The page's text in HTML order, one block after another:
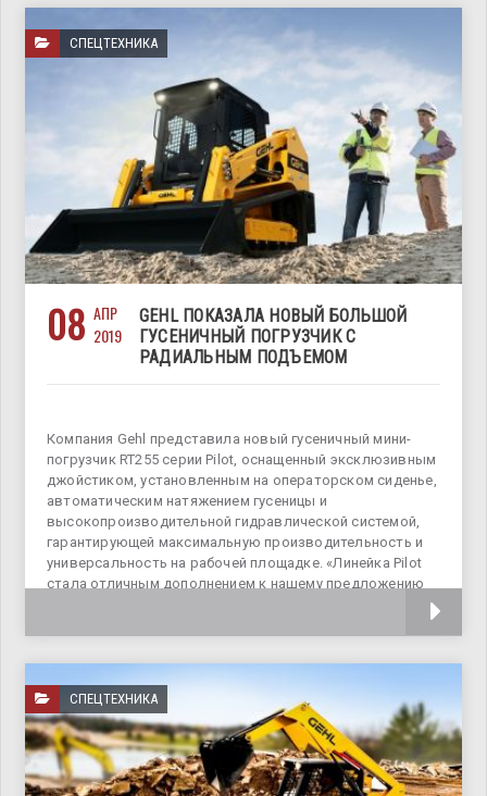
СПЕЦТЕХНИКА
08 АПР
2019
GEHL ПОКАЗАЛА НОВЫЙ БОЛЬШОЙ
ГУСЕНИЧНЫЙ ПОГРУЗЧИК С
РАДИАЛЬНЫМ ПОДЪЕМОМ
Компания Gehl представила новый гусеничный мини-
погрузчик RT255 серии Pilot, оснащенный эксклюзивным
джойстиком, установленным на операторском сиденье,
автоматическим натяжением гусеницы и
высокопроизводительной гидравлической системой,
гарантирующей максимальную производительность и
универсальность на рабочей площадке. «Линейка Pilot
стала отличным дополнением к нашему предложению
СПЕЦТЕХНИКА